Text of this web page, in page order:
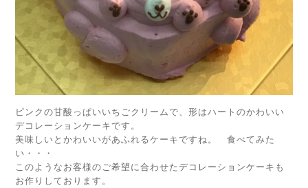
ピンクの甘酸っぱいいちごクリームで、形はハートのかわいい
デコレーションケーキです。
美味しいとかわいいがあふれるケーキですね。 食べてみた
い・・・
このようなお客様のご希望に合わせたデコレーションケーキも
お作りしております。